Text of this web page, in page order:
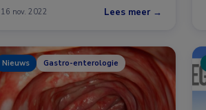
16 nov. 2022 Lees meer →
Nieuws Gastro-enterologie